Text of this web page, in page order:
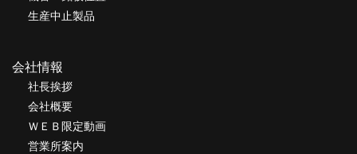
生産中止製品
会社情報
社長挨拶
会社概要
ＷＥＢ限定動画
営業所案内